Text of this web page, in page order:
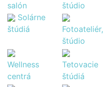
salón
štúdio
Solárne
štúdiá
Fotoateliér,
štúdio
Wellness
centrá
Tetovacie
štúdiá